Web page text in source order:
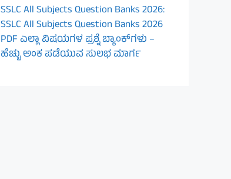
SSLC All Subjects Question Banks 2026:
SSLC All Subjects Question Banks 2026
PDF ಎಲ್ಲಾ ವಿಷಯಗಳ ಪ್ರಶ್ನೆ ಬ್ಯಾಂಕ್‌ಗಳು –
ಹೆಚ್ಚು ಅಂಕ ಪಡೆಯುವ ಸುಲಭ ಮಾರ್ಗ